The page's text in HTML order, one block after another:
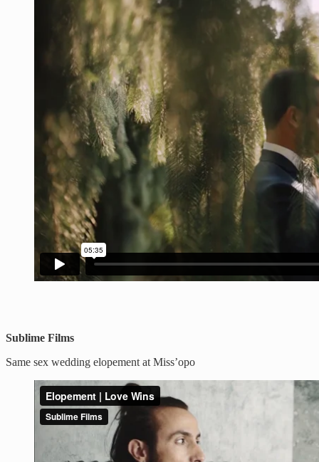
Sublime Films
Same sex wedding elopement at Miss’opo